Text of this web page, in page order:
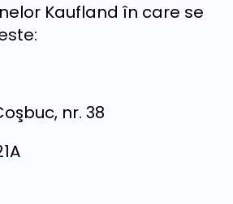
Kaufland în care se
nr. 38